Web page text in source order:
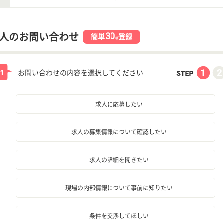
のお問い合わせ 簡単30秒登録
お問い合わせの内容を選択してください
求人に応募したい
求人の募集情報について確認したい
求人の詳細を聞きたい
現場の内部情報について事前に知りたい
条件を交渉してほしい